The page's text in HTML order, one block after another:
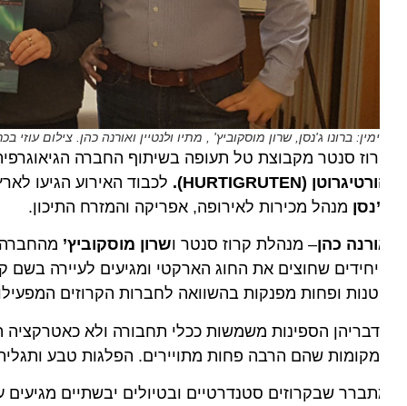
ברונו ג'נסן, שרון מוסקוביץ' , מתיו ולנטיין ואורנה כהן. צילום עוזי בכר
סנטר מקבוצת טל תעופה בשיתוף החברה הגיאוגרפית
(HURTIGRUTEN). לכבוד האירוע הגיעו לארץ
מנהל מכירות לאירופה, אפריקה והמזרח התיכון.
כהן – מנהלת קרוז סנטר ושרון מוסקוביץ’מהחברה
שחוצים את החוג הארקטי ומגיעים לעיירה בשם
ופחות מפנקות בהשוואה לחברות הקרוזים המפעילות
שהם הרבה פחות מתויירים. הפלגות טבע ותגלית